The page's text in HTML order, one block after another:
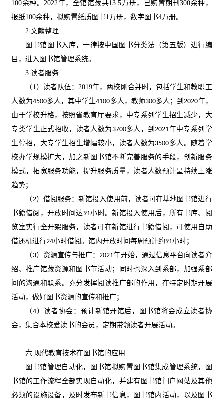
100余种。2022年，全馆馆藏共13.5万册，已购置期刊300余种，
报纸100余种，拟购置纸质图书1万册，数字图书4万册。
2.文献整理
图书馆图书入库，一律按中国图书分类法（第五版）进行编
目，进入图书馆管理系统。
3.读者服务
（ 1）读者队伍：2019年，两校刚合并时，包括学生和教职工
人数为4500多人，其中学生4100多人，教师300多人；到2020年，
由于学校升格，按照省教育厅要求，中专系列学生招生减少，大
专类学生正式招收，读者人数为 3700多人，到2021年中专系列学
生停招，大专学生招生增幅较小，读者人数为3500多人。随着学
校办学规模扩大，加之新图书馆不断完善服务的手段，创新服务
模式，拓宽服务功能，提升服务质量，读者人数预计呈持续上涨
趋势；
（2）借阅服务：新馆投入使用前，读者可在基地图书馆进行
书籍借阅，开放时间达91小时。新馆投入使用后，所有书库、阅
览室实行全开架服务，读者可在新馆进行书籍借阅，可使用自助
借还机进行24小时借阅。馆内开放时间每周预计约91小时；
（ 3）资源宣传与推广：2021年开始，通过信息平台向读者介
绍、推广馆藏资源和图书节活动；同时也深入到系部，加强系部
间的沟通和联系。充分发挥阅读推广部的作用，在特定时期开展
活动，做好图书资源的宣传和推广；
（4）读者协会：预计新馆开馆后，图书馆将会成立读者协
会，集合本校爱读书的会员，定期带领读者开展活动。
六.现代教育技术在图书馆的应用
图书馆管理自动化，图书馆拟购置图书馆集成管理系统，图
书馆的工作流程全部实现自动化，并建有图书馆门户网站及其他
必须的设施设备，及时发布新书信息，图书馆内活动，以及图书